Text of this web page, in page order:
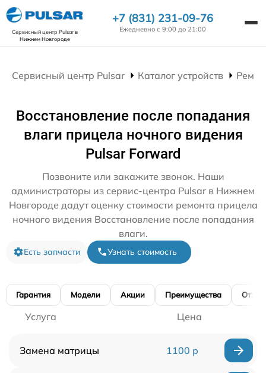
Сервисный центр Pulsarв
Нижнем Новгороде
+7 (831) 231-09-76
Ежедневно с 9:00 до 21:00
Сервисный центр Pulsar Каталог устройств
Восстановление после попадания
влаги прицела ночного видения
Pulsar Forward
Позвоните или закажите звонок. Наши
администраторы из сервис-центра Pulsar в Нижнем
Новгороде дадут оценку стоимости ремонта прицела
ночного видения Восстановление после попадания
влаги.
Есть запчасти Узнать стоимость
Гарантия Модели Акции Преимущества
Услуга Цена
Замена матрицы 1100 р